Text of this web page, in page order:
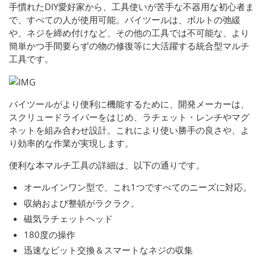
手慣れたDIY愛好家から、工具使いが苦手な不器用な初心者ま
で、すべての人が使用可能。バイツールは、ボルトの弛緩
や、ネジを締め付けなど、その他の工具では不可能な、より
簡単かつ手間要らずの物の修復等に大活躍する統合型マルチ
工具です。
バイツールがより便利に機能するために、開発メーカーは、
スクリュードライバーをはじめ、ラチェット・レンチやマグ
ネットを組み合わせ設計。これにより使い勝手の良さや、よ
り効率的な作業が実現します。
便利な本マルチ工具の詳細は、以下の通りです。
オールインワン型で、これ1つですべてのニーズに対応。
収納および整頓がラクラク。
磁気ラチェットヘッド
180度の操作
迅速なビット交換＆スマートなネジの収集